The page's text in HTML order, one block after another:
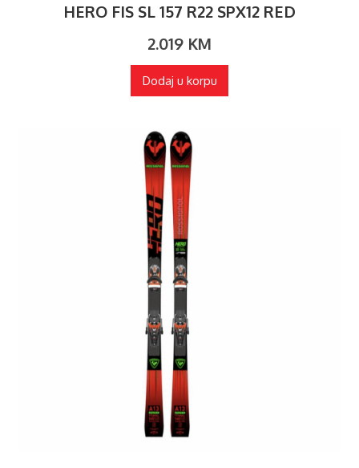
HERO FIS SL 157 R22 SPX12 RED
2.019 KM
Dodaj u korpu